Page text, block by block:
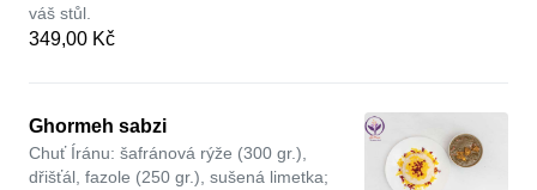
váš stůl.
349,00 Kč
Ghormeh sabzi
Chuť Íránu: šafránová rýže (300 gr.),
dřišťál, fazole (250 gr.), sušená limetka;